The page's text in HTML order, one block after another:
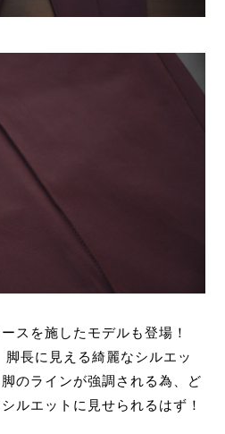
スを施したモデルも登場！
長に見える綺麗なシルエッ
のラインが強調される為、ど
ルエットに見せられるはず！